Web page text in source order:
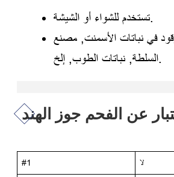
تستخدم للشواء أو الشيشة.
في نباتات الأسمنت, مصنع
السلطة, نباتات الطوب, إلخ.
عن الفحم جوز الهند
لا #1